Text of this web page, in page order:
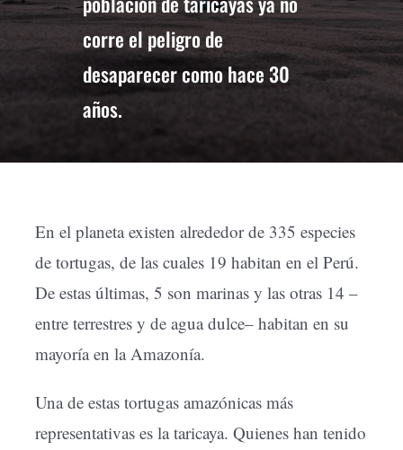
corre el peligro de
desaparecer como hace 30
años.
En el planeta existen alrededor de 335 especies
de tortugas, de las cuales 19 habitan en el Perú.
De estas últimas, 5 son marinas y las otras 14 –
entre terrestres y de agua dulce– habitan en su
mayoría en la Amazonía.
Una de estas tortugas amazónicas más
representativas es la taricaya. Quienes han tenido